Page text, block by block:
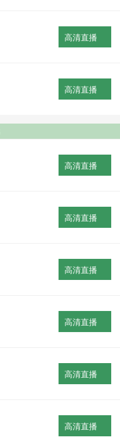
高清直播
高清直播
高清直播
高清直播
高清直播
高清直播
高清直播
高清直播